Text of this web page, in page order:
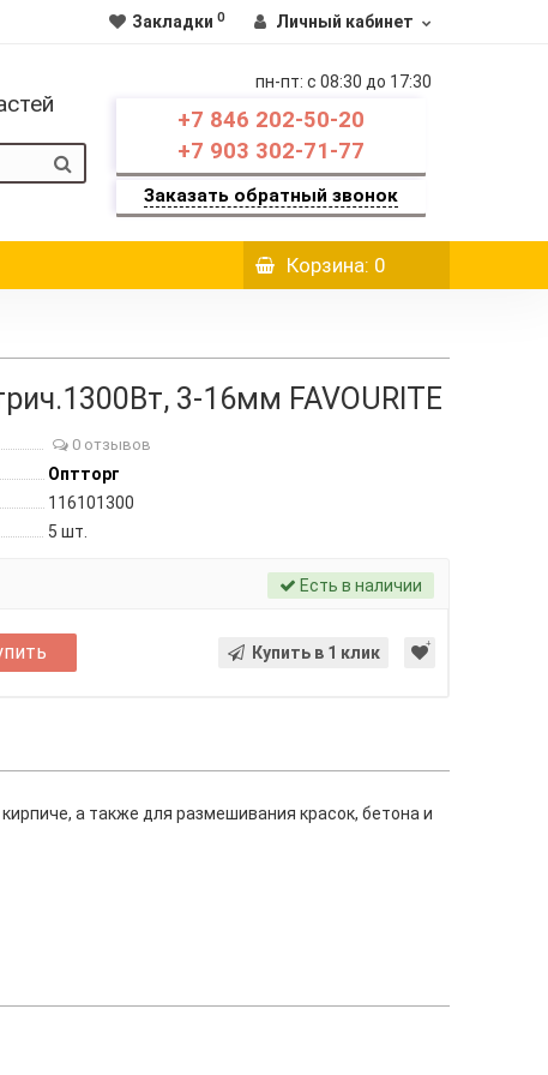
Закладки 0 Личный кабинет
пн-пт: c 08:30 до 17:30
+7 846 202-50-20
+7 903 302-71-77
Заказать обратный звонок
Корзина: 0
3-16мм FAVOURITE
0 отзывов
Оптторг
116101300
5 шт.
Есть в наличии
Купить в 1 клик
а также для размешивания красок, бетона и